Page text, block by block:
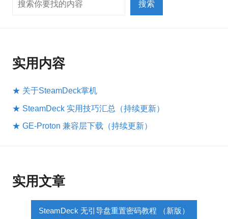
搜索
实用内容
★ 关于SteamDeck掌机
★ SteamDeck 实用技巧汇总（持续更新）
★ GE-Proton 兼容层下载（持续更新）
实用文章
SteamDeck 无引导盘重置密码教程 （新版）